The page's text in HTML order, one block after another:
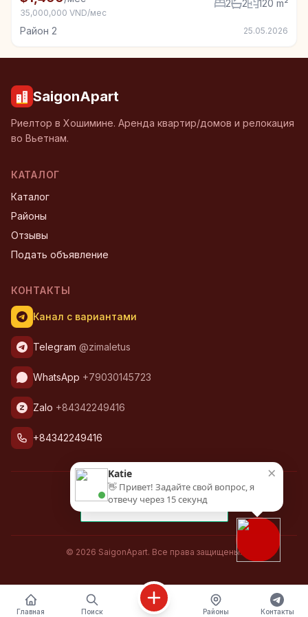
35,000,000 VND/мес
2 2 120 m²
Район 2 25.05.2026
SaigonApart
Риелтор в Хошимине. Аренда квартир/домов и релокация
во Вьетнам.
КАТАЛОГ
Каталог
Районы
Отзывы
Подать объявление
КОНТАКТЫ
Канал с вариантами
Telegram @zimaletus
WhatsApp +79030145723
Zalo +84342249416
+84342249416
© 2026 SaigonApart. Все права защищены.
Главная Поиск Районы Контакты
×
Katie
👋 Привет! Задайте свой вопрос, я
отвечу через 15 секунд